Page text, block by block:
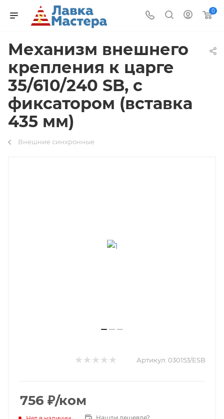
0
Механизм внешнего
крепления к царге
35/610/240 SB, с
фиксатором (вставка
435 мм)
Внешние синхронные
Артикул: 030153/ESB
756 ₽/ком